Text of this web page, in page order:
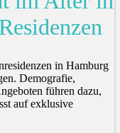
in Hamburg
Demografie,
führen dazu,
auf exklusive